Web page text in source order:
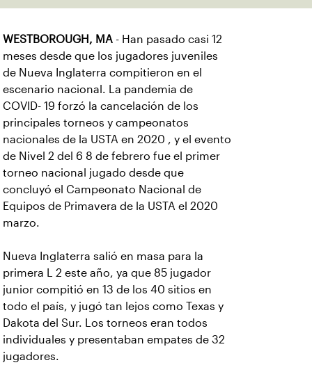
WESTBOROUGH, MA - Han pasado casi 12
meses desde que los jugadores juveniles
de Nueva Inglaterra compitieron en el
escenario nacional. La pandemia de
COVID- 19 forzó la cancelación de los
principales torneos y campeonatos
nacionales de la USTA en 2020 , y el evento
de Nivel 2 del 6 8 de febrero fue el primer
torneo nacional jugado desde que
concluyó el Campeonato Nacional de
Equipos de Primavera de la USTA el 2020
marzo.
Nueva Inglaterra salió en masa para la
primera L 2 este año, ya que 85 jugador
junior compitió en 13 de los 40 sitios en
todo el país, y jugó tan lejos como Texas y
Dakota del Sur. Los torneos eran todos
individuales y presentaban empates de 32
jugadores.